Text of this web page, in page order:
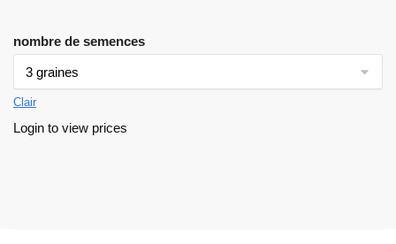
nombre de semences
Clair
Login to view prices